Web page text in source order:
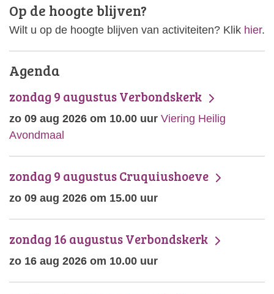
Op de hoogte blijven?
Wilt u op de hoogte blijven van activiteiten? Klik hier.
Agenda
zondag 9 augustus Verbondskerk
zo 09 aug 2026 om 10.00 uur Viering Heilig
Avondmaal
zondag 9 augustus Cruquiushoeve
zo 09 aug 2026 om 15.00 uur
zondag 16 augustus Verbondskerk
zo 16 aug 2026 om 10.00 uur